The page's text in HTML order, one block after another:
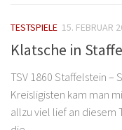
TESTSPIELE 15. FEBRUAR
Klatsche in
TSV 1860 Staffelstein –
Kreisligisten kam man
allzu viel lief an diesem